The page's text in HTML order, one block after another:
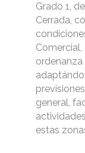
Grado 1,
Cerrada,
ordenanza
general,
estas